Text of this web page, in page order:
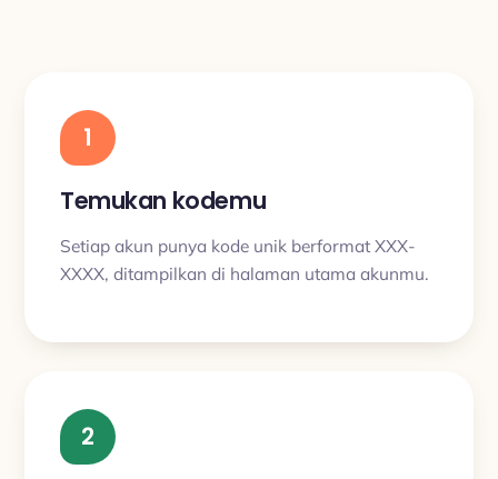
1
Temukan kodemu
Setiap akun punya kode unik berformat XXX-
XXXX, ditampilkan di halaman utama akunmu.
2